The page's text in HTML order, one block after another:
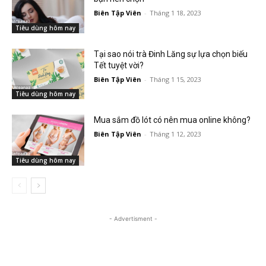
Tiêu dùng hôm nay
Biên Tập Viên - Tháng 1 18, 2023
Tiêu dùng hôm nay
Tại sao nói trà Đinh Lăng sự lựa chọn biếu
Tết tuyệt vời?
Biên Tập Viên - Tháng 1 15, 2023
Tiêu dùng hôm nay
Mua sắm đồ lót có nên mua online không?
Biên Tập Viên - Tháng 1 12, 2023
- Advertisment -